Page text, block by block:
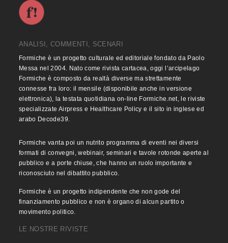
ANALISI, COMMENTI, SCENARI
Formiche è un progetto culturale ed editoriale fondato da Paolo
Messa nel 2004. Nato come rivista cartacea, oggi l’arcipelago
Formiche è composto da realtà diverse ma strettamente
connesse fra loro: il mensile (disponibile anche in versione
elettronica), la testata quotidiana on-line Formiche.net, le riviste
specializzate Airpress e Healthcare Policy e il sito in inglese ed
arabo Decode39.
Formiche vanta poi un nutrito programma di eventi nei diversi
formati di convegni, webinair, seminari e tavole rotonde aperte al
pubblico e a porte chiuse, che hanno un ruolo importante e
riconosciuto nel dibattito pubblico.
Formiche è un progetto indipendente che non gode del
finanziamento pubblico e non è organo di alcun partito o
movimento politico.
LE NOSTRE RIVISTE